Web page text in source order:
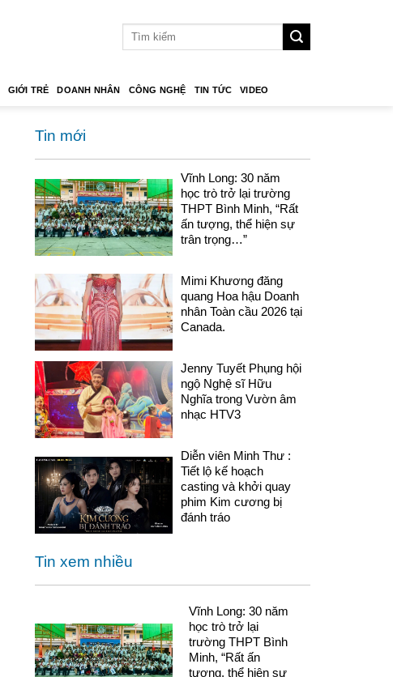
GIỚI TRẺ DOANH NHÂN CÔNG NGHỆ TIN TỨC VIDEO
Tin mới
Vĩnh Long: 30 năm
học trò trở lại trường
THPT Bình Minh, “Rất
ấn tượng, thể hiện sự
trân trọng…”
Mimi Khương đăng
quang Hoa hậu Doanh
nhân Toàn cầu 2026 tại
Canada.
Jenny Tuyết Phụng hội
ngộ Nghệ sĩ Hữu
Nghĩa trong Vườn âm
nhạc HTV3
Diễn viên Minh Thư :
Tiết lộ kế hoạch
casting và khởi quay
phim Kim cương bị
đánh tráo
Tin xem nhiều
Vĩnh Long: 30 năm
học trò trở lại
trường THPT Bình
Minh, “Rất ấn
tượng, thể hiện sự